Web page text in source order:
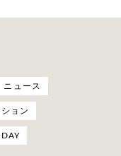
ニュース
ョン